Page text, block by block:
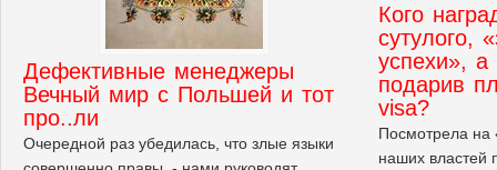
Дефективные менеджеры
Вечный мир с Польшей и тот
про..ли
Очередной раз убедилась, что злые языки
Кого
сутулого,
успехи», а
подарив
visa?
Посмотрела на
наших властей